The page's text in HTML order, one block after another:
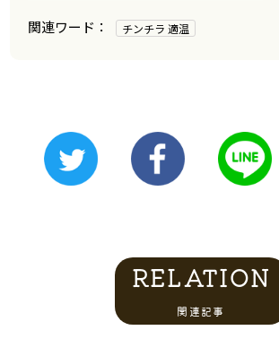
チンチラ 適温
RELATION
関連記事